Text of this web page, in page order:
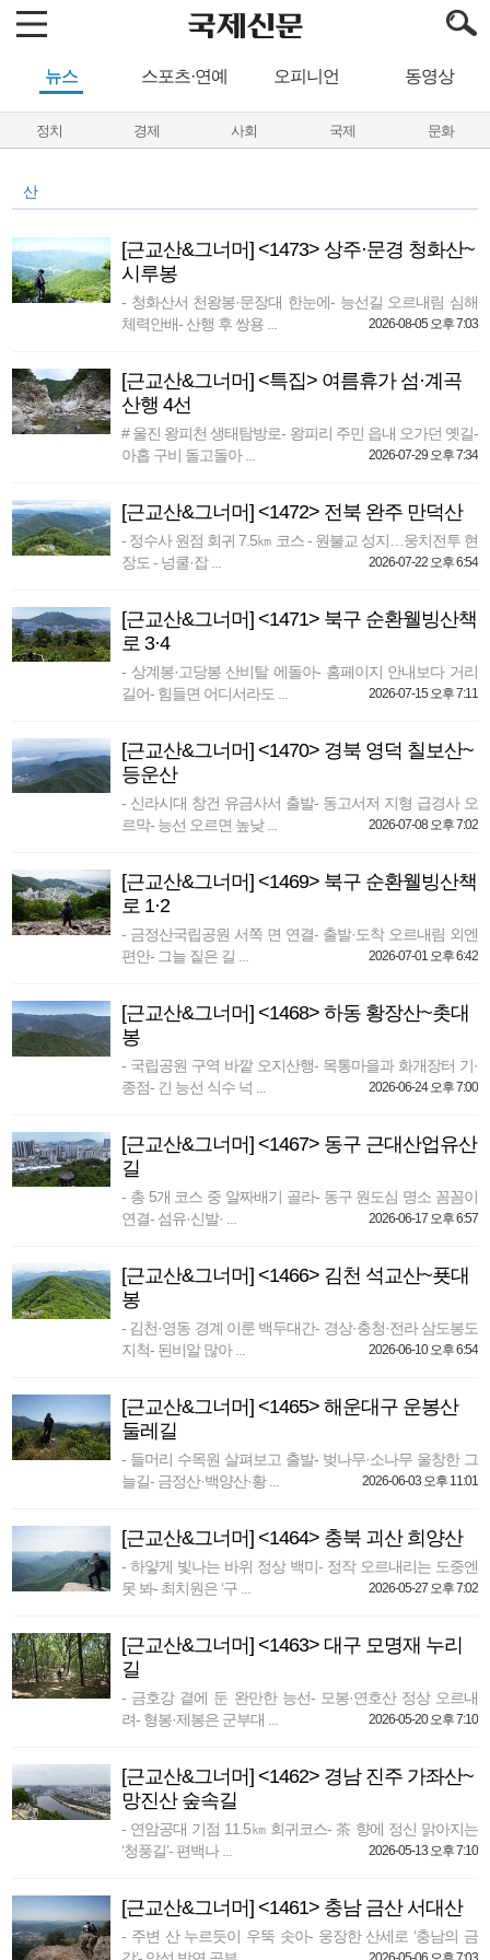
뉴스 스포츠·연예 오피니언 동영상
정치 경제 사회 국제 문화
산
[근교산&그너머] <1473> 상주·문경 청화산~
시루봉
- 청화산서 천왕봉·문장대 한눈에- 능선길 오르내림 심해
체력안배- 산행 후 쌍용 ...
2026-08-05 오후 7:03
[근교산&그너머] <특집> 여름휴가 섬·계곡
산행 4선
# 울진 왕피천 생태탐방로- 왕피리 주민 읍내 오가던 옛길-
아홉 구비 돌고돌아 ...
2026-07-29 오후 7:34
[근교산&그너머] <1472> 전북 완주 만덕산
- 정수사 원점 회귀 7.5㎞ 코스 - 원불교 성지…웅치전투 현
장도 - 넝쿨·잡 ...
2026-07-22 오후 6:54
[근교산&그너머] <1471> 북구 순환웰빙산책
로 3·4
- 상계봉·고당봉 산비탈 에돌아- 홈페이지 안내보다 거리
길어- 힘들면 어디서라도 ...
2026-07-15 오후 7:11
[근교산&그너머] <1470> 경북 영덕 칠보산~
등운산
- 신라시대 창건 유금사서 출발- 동고서저 지형 급경사 오
르막- 능선 오르면 높낮 ...
2026-07-08 오후 7:02
[근교산&그너머] <1469> 북구 순환웰빙산책
로 1·2
- 금정산국립공원 서쪽 면 연결- 출발·도착 오르내림 외엔
편안- 그늘 짙은 길 ...
2026-07-01 오후 6:42
[근교산&그너머] <1468> 하동 황장산~촛대
봉
- 국립공원 구역 바깥 오지산행- 목통마을과 화개장터 기·
종점- 긴 능선 식수 넉 ...
2026-06-24 오후 7:00
[근교산&그너머] <1467> 동구 근대산업유산
길
- 총 5개 코스 중 알짜배기 골라- 동구 원도심 명소 꼼꼼이
연결- 섬유·신발· ...
2026-06-17 오후 6:57
[근교산&그너머] <1466> 김천 석교산~푯대
봉
- 김천·영동 경계 이룬 백두대간- 경상·충청·전라 삼도봉도
지척- 된비알 많아 ...
2026-06-10 오후 6:54
[근교산&그너머] <1465> 해운대구 운봉산
둘레길
- 들머리 수목원 살펴보고 출발- 벚나무·소나무 울창한 그
늘길- 금정산·백양산·황 ...
2026-06-03 오후 11:01
[근교산&그너머] <1464> 충북 괴산 희양산
- 하얗게 빛나는 바위 정상 백미- 정작 오르내리는 도중엔
못 봐- 최치원은 ‘구 ...
2026-05-27 오후 7:02
[근교산&그너머] <1463> 대구 모명재 누리
길
- 금호강 곁에 둔 완만한 능선- 모봉·연호산 정상 오르내
려- 형봉·제봉은 군부대 ...
2026-05-20 오후 7:10
[근교산&그너머] <1462> 경남 진주 가좌산~
망진산 숲속길
- 연암공대 기점 11.5㎞ 회귀코스- 茶 향에 정신 맑아지는
‘청풍길’- 편백나 ...
2026-05-13 오후 7:10
[근교산&그너머] <1461> 충남 금산 서대산
- 주변 산 누르듯이 우뚝 솟아- 웅장한 산세로 ‘충남의 금